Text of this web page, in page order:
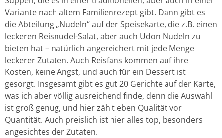
Variante nach altem Familienrezept gibt. Dann gibt es
die Abteilung „Nudeln“ auf der Speisekarte, die z.B. einen
leckeren Reisnudel-Salat, aber auch Udon Nudeln zu
bieten hat – natürlich angereichert mit jede Menge
leckerer Zutaten. Auch Reisfans kommen auf ihre
Kosten, keine Angst, und auch für ein Dessert ist
gesorgt. Insgesamt gibt es gut 20 Gerichte auf der Karte,
was ich aber völlig ausreichend finde, denn die Auswahl
ist groß genug, und hier zählt eben Qualität vor
Quantität. Auch preislich ist hier alles top, besonders
angesichtes der Zutaten.